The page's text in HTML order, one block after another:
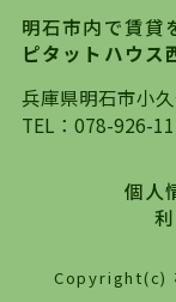
自身でインタ
探していただ
対して、専門
せていただ
は、一度だ
お付き合い
職・ご結婚
わたる、良
た営業スタ
明石市内で賃貸
ピタットハウス
兵庫県明石市小
TEL： 078-926-
個人
Copyright(c)